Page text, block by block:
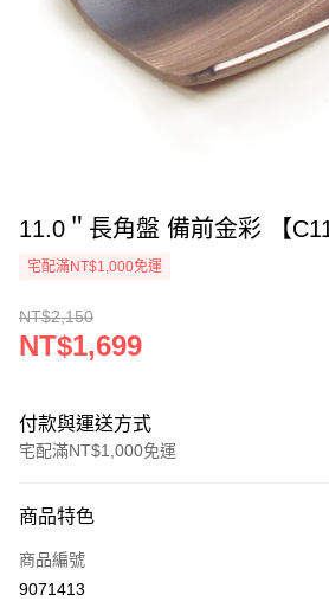
11.0＂長角盤 備前金彩 【
宅配滿NT$1,000免運
NT$2,150
NT$1,699
付款與運送方式
宅配滿NT$1,000免運
信用卡一次付款
LINE Pay
商品特色
商品編號
9071413